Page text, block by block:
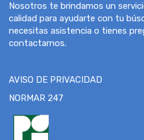
Nosotros te brindamos un
calidad para ayudarte con tu
necesitas asistencia o tienes
contactarnos.
AVISO DE PRIVACIDAD
NORMAR 247